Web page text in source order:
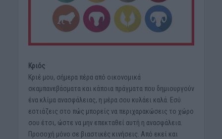
Κριός
Κριέ μου, σήμερα πέρα από οικονομικά
σκαμπανεβάσματα και κάποια πράγματα που δημιουργούν
ένα κλίμα ανασφάλειας, η μέρα σου κυλάει καλά. Εσύ
εστιάζεις στο πώς μπορείς να περιχαρακώσεις το χώρο
σου έτσι, ώστε να μην επεκταθεί αυτή η ανασφάλεια.
Προσοχή μόνο σε βιαστικές κινήσεις. Από εκεί και